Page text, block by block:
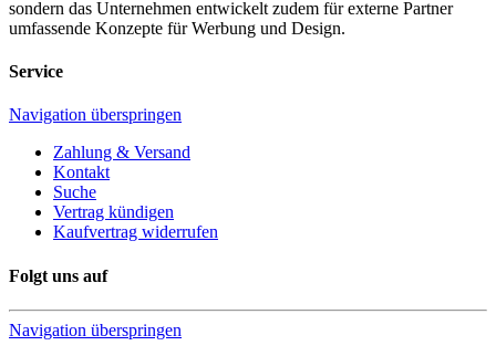
sondern das Unternehmen entwickelt zudem für externe Partner
umfassende Konzepte für Werbung und Design.
Service
Navigation überspringen
Zahlung & Versand
Kontakt
Suche
Vertrag kündigen
Kaufvertrag widerrufen
Folgt uns auf
Navigation überspringen